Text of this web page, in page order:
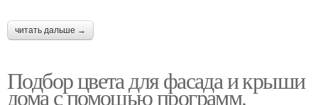
читать дальше →
Подбор цвета для фасада и крыши
дома с помощью программ.